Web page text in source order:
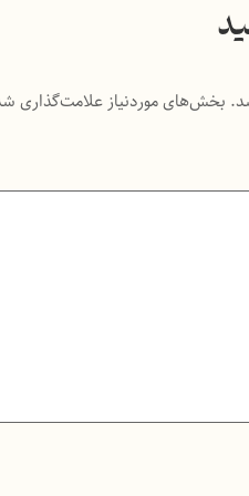
بخش‌های موردنیاز علامت‌گذاری